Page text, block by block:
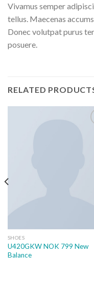
Vivamus semper
tellus. Maecenas
Donec volutpat purus
posuere.
RELATED
SHOES
U420GKW NOK 799 New
Balance